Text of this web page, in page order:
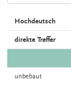
Hochdeutsch
direkte Treffer
unbebaut